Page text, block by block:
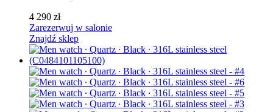
4 290 zł
Zarezerwuj w salonie
Znajdź sklep